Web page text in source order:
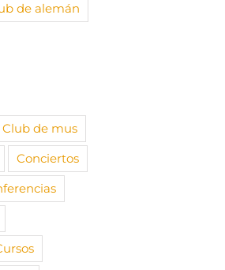
de alemán
Club de mus
Conciertos